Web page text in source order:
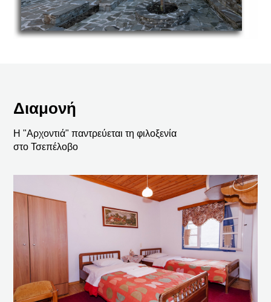
Διαμονή
Η "Αρχοντιά" παντρεύεται τη φιλοξενία
στο Τσεπέλοβο